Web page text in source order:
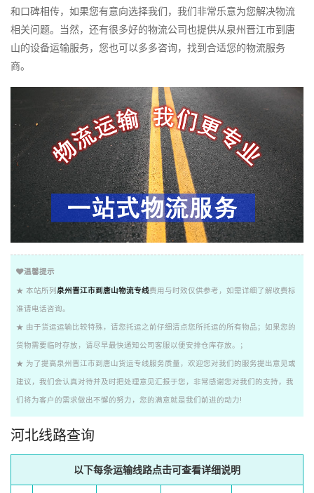
和口碑相传，如果您有意向选择我们，我们非常乐意为您解决物流
相关问题。当然，还有很多好的物流公司也提供从泉州晋江市到唐
山的设备运输服务，您也可以多多咨询，找到合适您的物流服务
商。
温馨提示
★ 本站所列 泉州晋江市到唐山物流专线费用与时效仅供参考，如需详细了解收费标
准请电话咨询。
★ 由于货运运输比较特殊，请您托运之前仔细清点您所托运的所有物品；如果您的
货物需要临时存放，请尽早最快通知公司客服以便安排仓库存放。；
★ 为了提高泉州晋江市到唐山货运专线服务质量，欢迎您对我们的服务提出意见或
建议，我们会认真对待并及时把处理意见汇报于您，非常感谢您对我们的支持，我
们将为客户的需求做出不懈的努力，您的满意就是我们前进的动力!
河北线路查询
以下每条运输线路点击可查看详细说明